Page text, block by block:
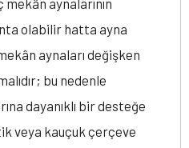
aynalarının
olabilir hatta ayna
aynaları değişken
bu nedenle
dayanıklı bir desteğe
veya kauçuk çerçeve